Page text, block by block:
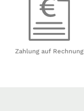
Zahlung auf Rechnung